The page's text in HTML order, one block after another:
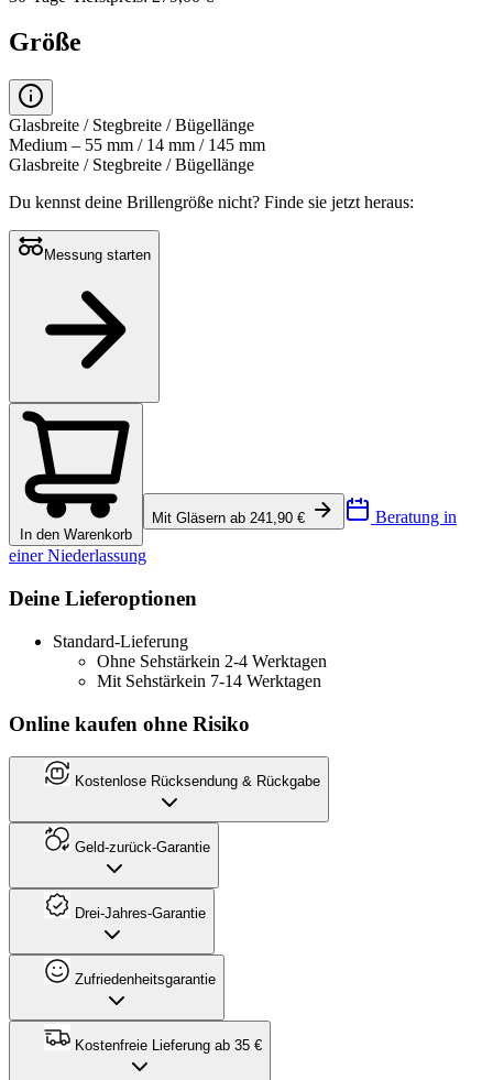
Größe
Glasbreite / Stegbreite / Bügellänge
Medium – 55 mm / 14 mm / 145 mm
Glasbreite / Stegbreite / Bügellänge
Du kennst deine Brillengröße nicht? Finde sie jetzt heraus:
Messung starten
In den Warenkorb
Mit Gläsern ab 241,90 € Beratung in
einer Niederlassung
Deine Lieferoptionen
Standard-Lieferung
Ohne Sehstärkein 2-4 Werktagen
Mit Sehstärkein 7-14 Werktagen
Online kaufen ohne Risiko
Kostenlose Rücksendung & Rückgabe
Geld-zurück-Garantie
Drei-Jahres-Garantie
Zufriedenheitsgarantie
Kostenfreie Lieferung ab 35 €